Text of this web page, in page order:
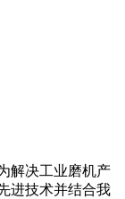
解决工业磨机产
进技术并结合我